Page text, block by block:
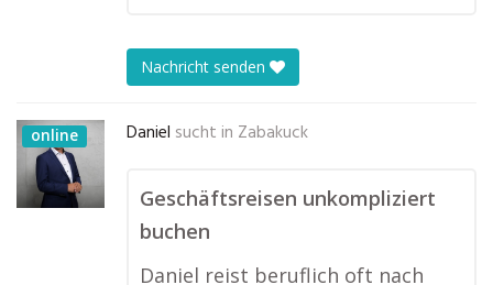
Nachricht senden
online Daniel sucht in Zabakuck
Geschäftsreisen unkompliziert
buchen
Daniel reist beruflich oft nach